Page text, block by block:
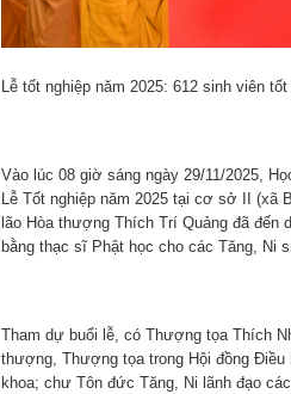
Lễ tốt nghiệp năm 2025: 612 sinh viên
Vào lúc 08 giờ sáng ngày 29/11/2025,
Lễ Tốt nghiệp năm 2025 tại cơ sở II (xã
lão Hòa thượng Thích Trí Quảng đã đến
bằng thạc sĩ Phật học cho các Tăng, Ni
Tham dự buổi lễ, có Thượng tọa Thích
thượng, Thượng tọa trong Hội đồng Điều
khoa; chư Tôn đức Tăng, Ni lãnh đạo